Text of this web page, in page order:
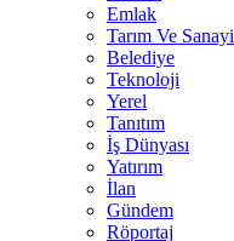
Emlak
Tarım Ve Sanayi
Belediye
Teknoloji
Yerel
Tanıtım
İş Dünyası
Yatırım
İlan
Gündem
Röportaj